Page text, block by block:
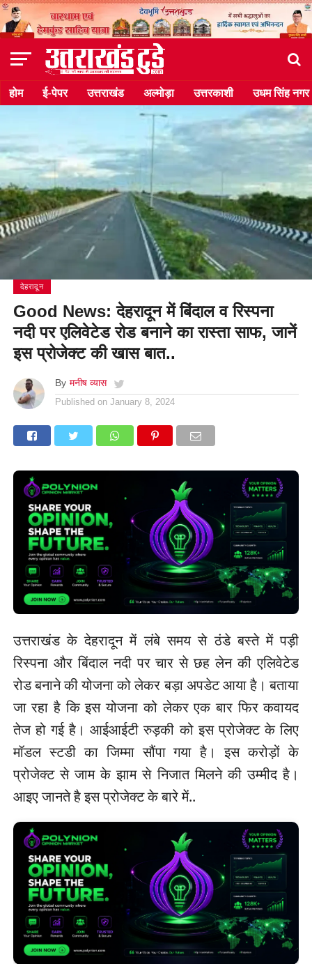
होम ई-पेपर उत्तराखंड अल्मोड़ा उत्तरकाशी उधम सिंह नगर
देहरादून
Good News: देहरादून में बिंदाल व रिस्पना
नदी पर एलिवेटेड रोड बनाने का रास्ता साफ, जानें
इस प्रोजेक्ट की खास बात..
By मनीष व्यास
Published on January 8, 2024
उत्तराखंड के देहरादून में लंबे समय से ठंडे बस्ते में पड़ी
रिस्पना और बिंदाल नदी पर चार से छह लेन की एलिवेटेड
रोड बनाने की योजना को लेकर बड़ा अपडेट आया है। बताया
जा रहा है कि इस योजना को लेकर एक बार फिर कवायद
तेज हो गई है। आईआईटी रुड़की को इस प्रोजेक्ट के लिए
मॉडल स्टडी का जिम्मा सौंपा गया है। इस करोड़ों के
प्रोजेक्ट से जाम के झाम से निजात मिलने की उम्मीद है।
आइए जानते है इस प्रोजेक्ट के बारे में..